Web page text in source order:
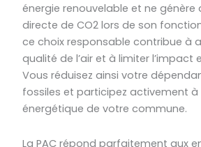
énergie renouvelable et ne génère
directe de CO2 lors de son
ce choix responsable contribue à
qualité de l’air et à limiter l’impact
Vous réduisez ainsi votre
fossiles et participez activement
énergétique de votre commune.
La PAC répond parfaitement aux